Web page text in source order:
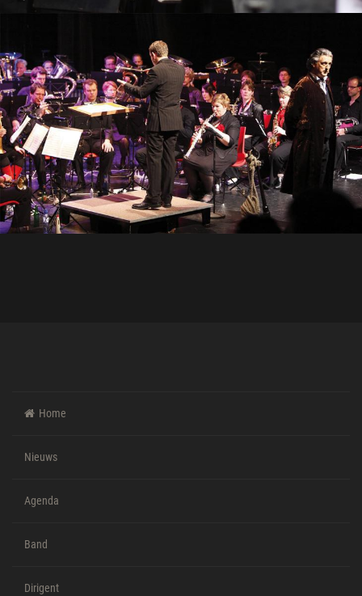
Nieuws
Agenda
Band
Dirigent